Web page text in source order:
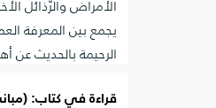
الأمراض والرّذائل
يجمع بين المعرفة
الرحيمة بالحديث عن
قراءة في كتاب: